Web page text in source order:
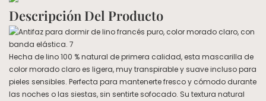
Descripción Del Producto
Hecha de lino 100 % natural de primera calidad, esta mascarilla de
color morado claro es ligera, muy transpirable y suave incluso para
pieles sensibles. Perfecta para mantenerte fresco y cómodo durante
las noches o las siestas, sin sentirte sofocado. Su textura natural